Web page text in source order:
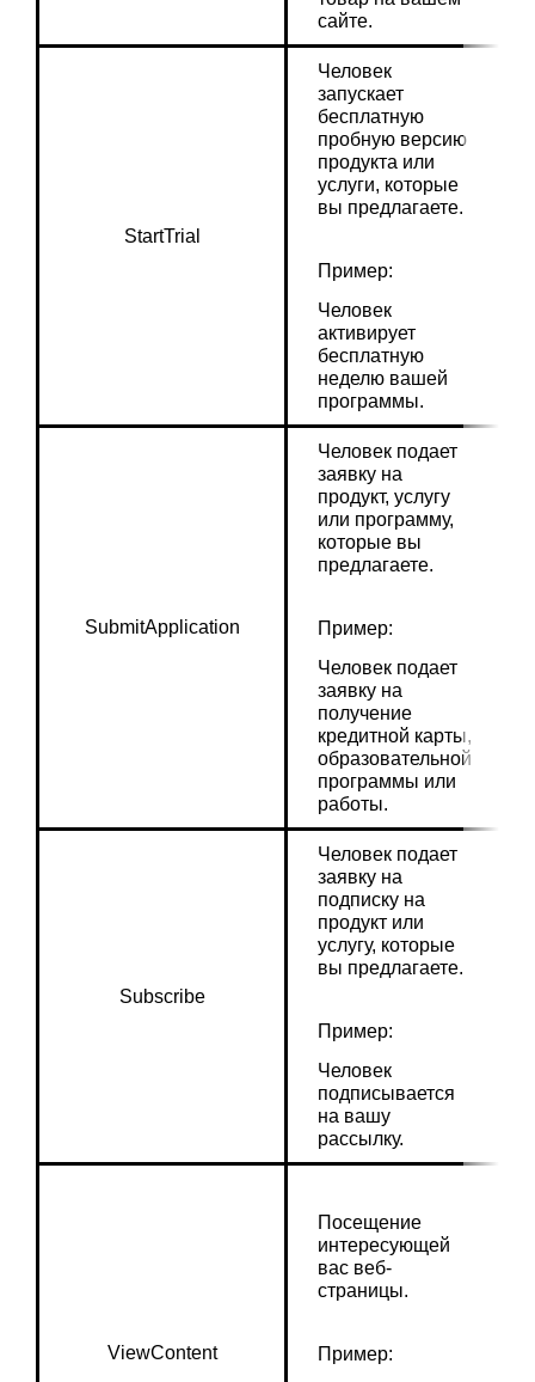
сайте.
StartTrial
Человек
запускает
бесплатную
пробную версию
продукта или
услуги, которые
вы предлагаете.
Пример:
Человек
активирует
бесплатную
неделю вашей
программы.
SubmitApplication
Человек подает
заявку на
продукт, услугу
или программу,
которые вы
предлагаете.
Пример:
Человек подает
заявку на
получение
кредитной карты,
образовательной
программы или
работы.
Subscribe
Человек подает
заявку на
подписку на
продукт или
услугу, которые
вы предлагаете.
Пример:
Человек
подписывается
на вашу
рассылку.
ViewContent
Посещение
интересующей
вас веб-
страницы.
Пример: